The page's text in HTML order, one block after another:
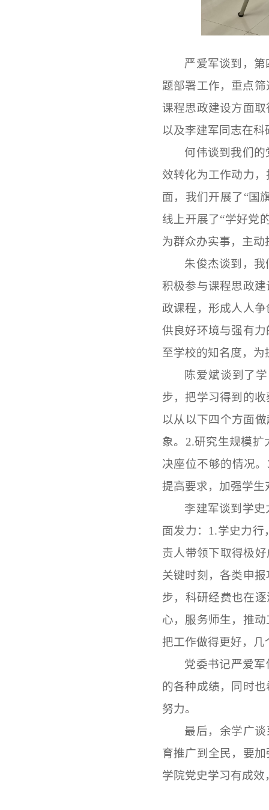
严爱军谈到，
题部署工作，重点筛
课程思政建设方面
以及李建军同志在
何伟谈到我们
效转化为工作动力
面，我们开展了“国
线上开展了“学好党
为群众办实事，主
朱俊杰谈到，
积极参与课程思政
政课程，形成人人
供良好环境与强有
至学校的知名度，
陈爱斌谈到了
步，把学习得到的
以从以下四个方面
象。2.研究生规模
决座位不够的情况
提高要求，加强学
李建军谈到学
面发力： 1.学史力行
责人带领下取得极
关键时刻，各类申
步，科研经费也在
心，服务师生，推
把工作做得更好，
党委书记严爱
的各种成绩，同时
努力。
最后， 余学广
育推广到全民，要
学院党史学习有成